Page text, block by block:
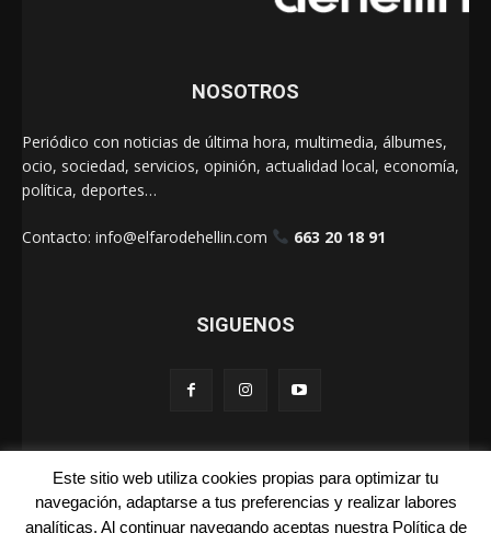
NOSOTROS
Periódico con noticias de última hora, multimedia, álbumes,
ocio, sociedad, servicios, opinión, actualidad local, economía,
política, deportes…
Contacto: info@elfarodehellin.com 663 20 18 91
SIGUENOS
El Faro de Hellín 2025
Este sitio web utiliza cookies propias para optimizar tu
navegación, adaptarse a tus preferencias y realizar labores
analíticas. Al continuar navegando aceptas nuestra Política de